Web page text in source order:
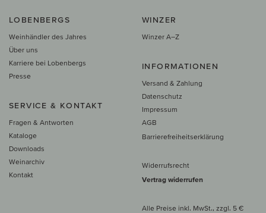
LOBENBERGS
Weinhändler des Jahres
Über uns
Karriere bei Lobenbergs
Presse
SERVICE & KONTAKT
Fragen & Antworten
Kataloge
Downloads
Weinarchiv
Kontakt
WINZER
Winzer A–Z
INFORMATIONEN
Versand & Zahlung
Datenschutz
Impressum
AGB
Barrierefreiheitserklärung
Widerrufsrecht
Vertrag widerrufen
Alle Preise inkl. MwSt., zzgl. 5 €